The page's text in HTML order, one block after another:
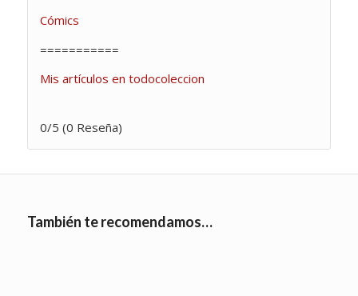
Cómics
===========
Mis artículos en todocoleccion
0/5 (0 Reseña)
También te recomendamos…